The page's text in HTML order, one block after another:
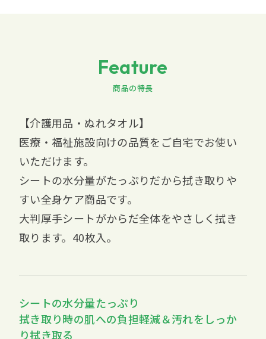
Feature
商品の特長
【介護用品・ぬれタオル】
医療・福祉施設向けの品質をご自宅でお使い
いただけます。
シートの水分量がたっぷりだから拭き取りや
すい全身ケア商品です。
大判厚手シートがからだ全体をやさしく拭き
取ります。40枚入。
シートの水分量たっぷり
拭き取り時の肌への負担軽減＆汚れをしっか
り拭き取る